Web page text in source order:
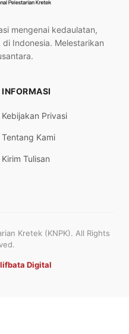
mengenai kedaulatan,
Indonesia. Melestarikan
INFORMASI
Kebijakan Privasi
Tentang Kami
Kirim Tulisan
Kretek (KNPK). All Rights
Digital